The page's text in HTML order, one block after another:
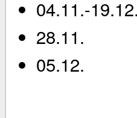
04.11.-
28.11.
05.12.